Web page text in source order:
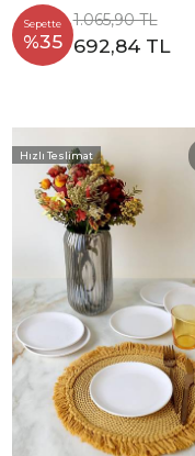
Sepette
%35
1.065,90 TL
692,84 TL
Hızlı Teslimat